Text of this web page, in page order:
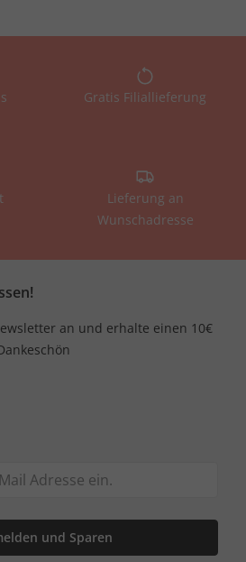
Gratis Filiallieferung
Lieferung an
Wunschadresse
an und erhalte einen 10€
und Sparen